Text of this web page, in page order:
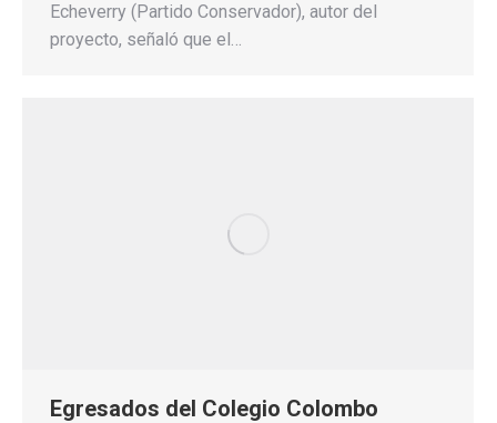
Echeverry (Partido Conservador), autor del
proyecto, señaló que el…
Egresados del Colegio Colombo